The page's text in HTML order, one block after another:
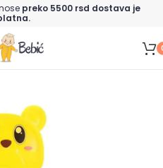
preko 5500 rsd dostava je